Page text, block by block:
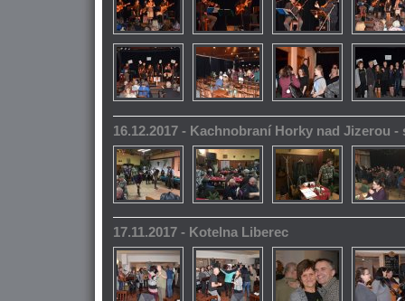
16.12.2017 - Kachnobraní Horky nad Jizerou -
17.11.2017 - Kotelna Liberec